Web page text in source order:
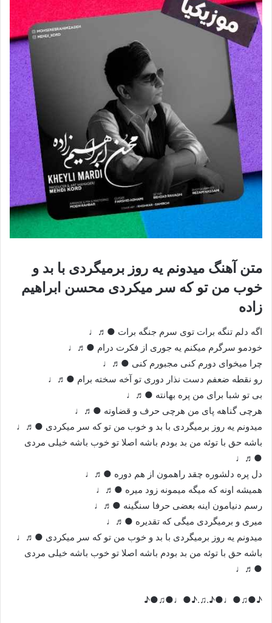
متن آهنگ میدونم یه روز برمیگردی با بد و
خوب من تو که سر میکردی محسن ابراهیم
زاده
اگه دلم تنگه برات توی سرم جنگه برات ●♬♩
خودمو سرگرم میکنم یه جوری از فکرت درام ●♬♩
چرا میخوای دورم کنی مجبورم کنی ●♬♩
رو نقطه ضعفم دست نذار دوری تو آخه سخته برام ●♬♩
بی تو شبا برای من پره بهانته ●♬♩
هرچی گناهه پای من هرچی حرف و قضاوته ●♬♩
میدونم یه روز برمیگردی با بد و خوب من تو که سر میکردی ●♬♩
باشه حق با توئه من بد بودم باشه اصلا تو خوب باشه خیلی مردی
●♬♩
دل پره دلشوره چقد راهمون از هم دوره ●♬♩
همیشه اونه که میگه میمونه زود میره ●♬♩
رسم دنیامون اینه بعضی حرفا سنگینه ●♬♩
میری و برمیگردی میگی که تقدیره ●♬♩
میدونم یه روز برمیگردی با بد و خوب من تو که سر میکردی ●♬♩
باشه حق با توئه من بد بودم باشه اصلا تو خوب باشه خیلی مردی
●♬♩
♪●♫●♩●♪.♫.♪●♩●♫●♪